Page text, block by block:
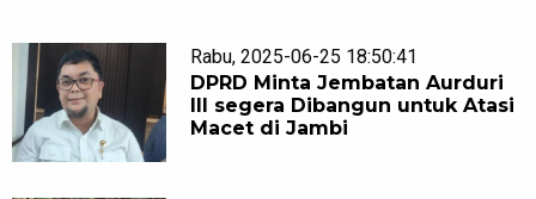
Rabu, 2025-06-25 18:50:41
DPRD Minta Jembatan Aurduri
III segera Dibangun untuk Atasi
Macet di Jambi